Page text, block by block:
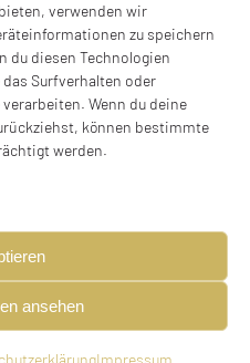
verwenden wir
zu speichern
du diesen Technologien
Surfverhalten oder
Wenn du deine
können bestimmte
werden.
ansehen
Impressum